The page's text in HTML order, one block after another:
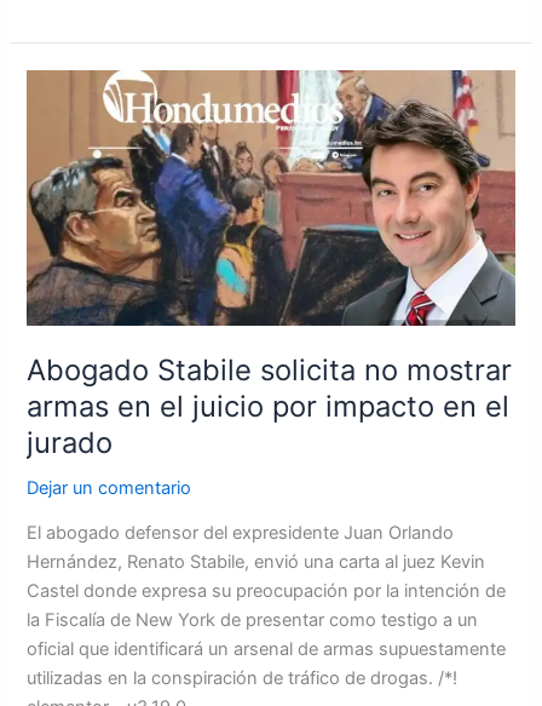
Abogado Stabile solicita no mostrar
armas en el juicio por impacto en el
jurado
Dejar un comentario
El abogado defensor del expresidente Juan Orlando
Hernández, Renato Stabile, envió una carta al juez Kevin
Castel donde expresa su preocupación por la intención de
la Fiscalía de New York de presentar como testigo a un
oficial que identificará un arsenal de armas supuestamente
utilizadas en la conspiración de tráfico de drogas. /*!
mostrar
armas
en
el
juicio
impacto
en
el
jurado